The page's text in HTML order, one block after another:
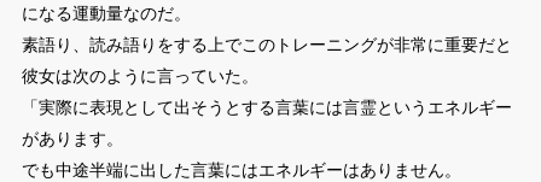
になる運動量なのだ。
素語り、読み語りをする上でこのトレーニングが非常に重要だと
彼女は次のように言っていた。
「実際に表現として出そうとする言葉には言霊というエネルギー
があります。
でも中途半端に出した言葉にはエネルギーはありません。